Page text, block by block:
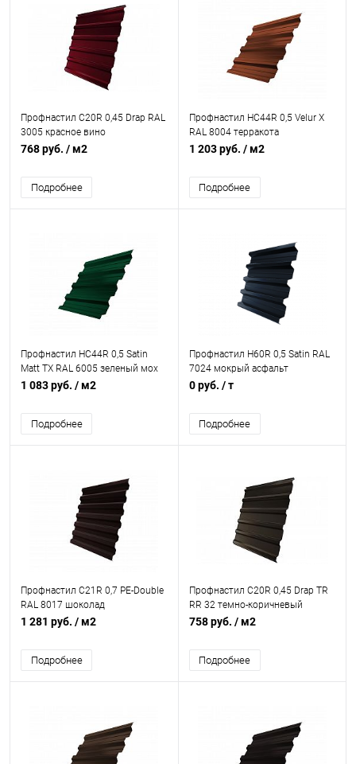
Профнастил С20R 0,45 Drap RAL
3005 красное вино
768 руб. / м2
Подробнее
Профнастил НС44R 0,5 Velur X
RAL 8004 терракота
1 203 руб. / м2
Подробнее
Профнастил НС44R 0,5 Satin
Matt TX RAL 6005 зеленый мох
1 083 руб. / м2
Подробнее
Профнастил Н60R 0,5 Satin RAL
7024 мокрый асфальт
0 руб. / т
Подробнее
Профнастил С21R 0,7 PE-Double
RAL 8017 шоколад
1 281 руб. / м2
Подробнее
Профнастил С20R 0,45 Drap TR
RR 32 темно-коричневый
758 руб. / м2
Подробнее